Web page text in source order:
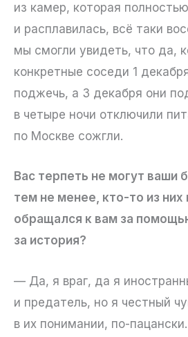
из камер, которая
и расплавилась, всё таки
мы смогли увидеть, что да,
конкретные соседи 1
поджечь, а 3 декабря они
в четыре ночи отключили
по Москве сожгли.
Вас терпеть не могут ваши
тем не менее, кто-то из них
обращался к вам за
за история?
— Да, я враг, да я
и предатель, но я честный
в их понимании, по-